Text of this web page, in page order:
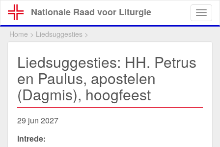
Overslaan
en
naar
Nationale Raad voor Liturgie
Home > Liedsuggesties >
Liedsuggesties: HH. Petrus
en Paulus, apostelen
(Dagmis), hoogfeest
29 jun 2027
Intrede: